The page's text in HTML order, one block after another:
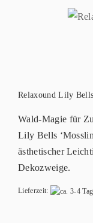
Relaxound Lily
Wald-Magie für
Lily Bells
ästhetischer
Dekozweige.
Lieferzeit: